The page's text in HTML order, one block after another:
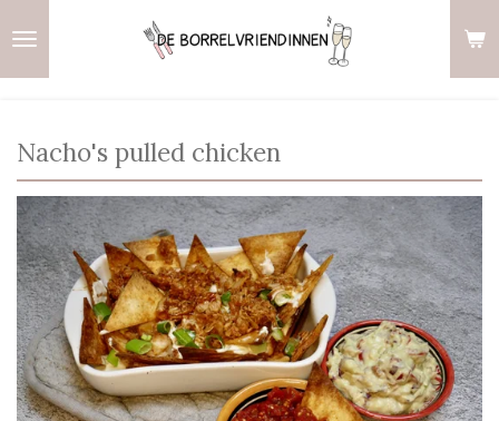
hoofdinhoud
Nacho's pulled chicken